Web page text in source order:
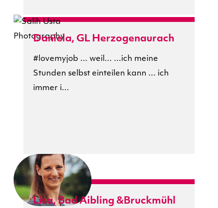
Daniela, GL Herzogenaurach
#lovemyjob ... weil... ...ich meine
Stunden selbst einteilen kann ... ich
immer i...
Lisa, Bad Aibling &Bruckmühl